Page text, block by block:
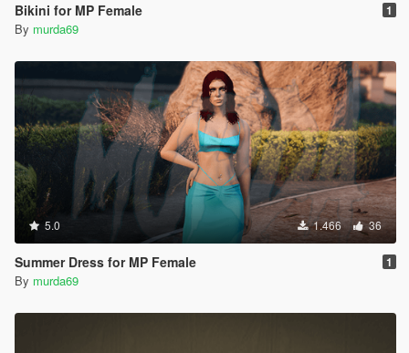
Bikini for MP Female 1
By murda69
5.0 1.466 36
Summer Dress for MP Female 1
By murda69